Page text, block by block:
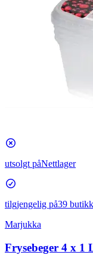
utsolgt påNettlager
tilgjengelig på39
Marjukka
Frysebeger 4 x 1